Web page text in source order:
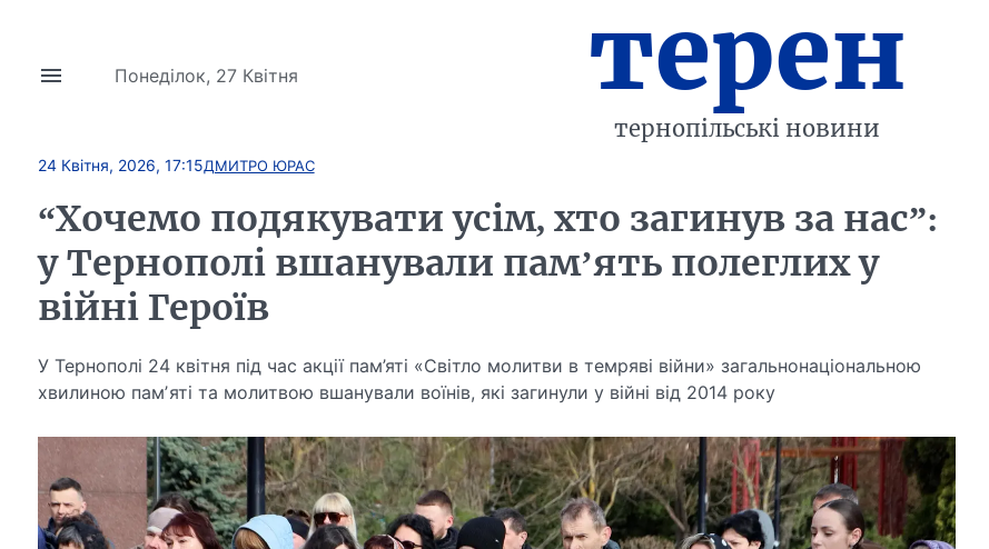
Понеділок, 27 Квітня терен
тернопільські новини
24 Квітня, 2026, 17:15ДМИТРО ЮРАС
“Хочемо подякувати усім, хто загинув за нас”:
у Тернополі вшанували пам’ять полеглих у
війні Героїв
У Тернополі 24 квітня під час акції пам’яті «Світло молитви в темряві війни» загальнонаціональною
хвилиною памʼяті та молитвою вшанували воїнів, які загинули у війні від 2014 року